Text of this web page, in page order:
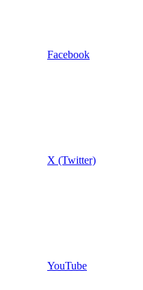
Facebook
X (Twitter)
YouTube